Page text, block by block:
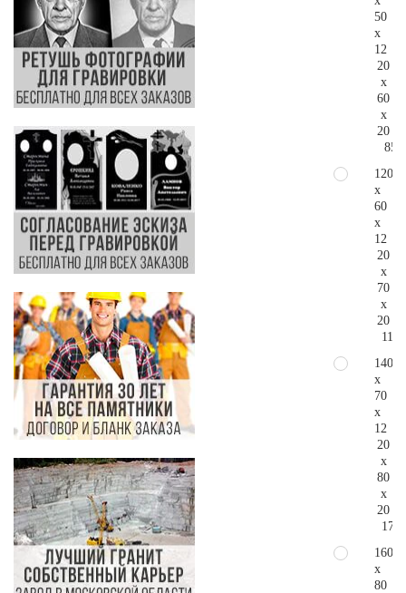
50
x
12
20
x
60
x
20
120
x
60
x
12
20
x
70
x
20
140
x
70
x
12
20
x
80
x
20
160
x
80